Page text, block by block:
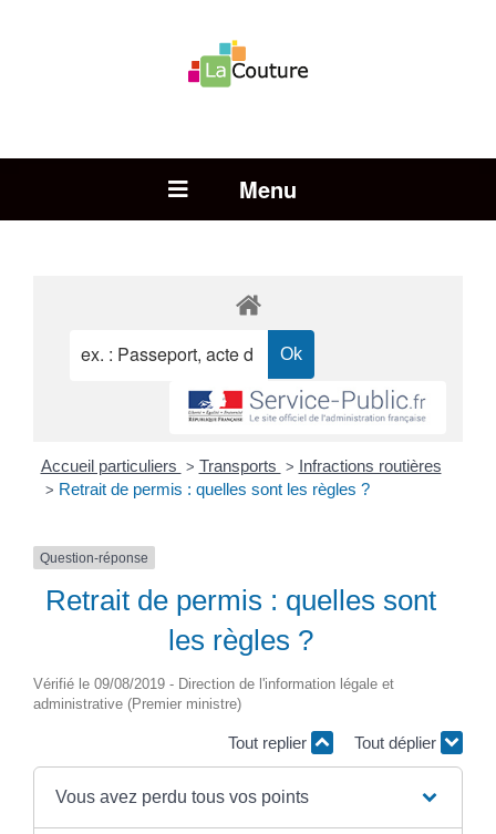
Open Menu
Accueil particuliers > Transports > Infractions routières
> Retrait de permis : quelles sont les règles ?
Question-réponse
Retrait de permis : quelles sont
les règles ?
Vérifié le 09/08/2019 - Direction de l'information légale et
administrative (Premier ministre)
Tout replier Tout déplier
Vous avez perdu tous vos points